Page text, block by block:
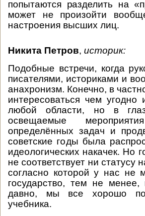
попытаются разделить на
может не произойти
настроения высших лиц.
Никита Петров, историк:
Подобные встречи, когда
писателями, историками и
анахронизм. Конечно, в
интересоваться чем угодно
любой области, но в
освещаемые
определённых задач и
советские годы была
идеологических накачек. Но
не соответствует ни статусу
согласно которой у нас не
государство, тем не
давно, мы все хорошо
учебника.